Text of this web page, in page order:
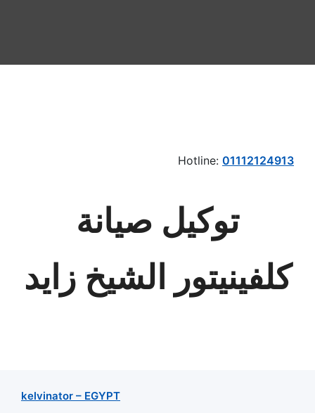
Hotline: 01112124913
توكيل صيانة
كلفينيتور الشيخ زايد
kelvinator – EGYPT